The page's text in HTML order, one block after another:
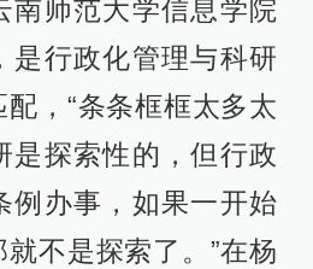
南师范大学信息学院
是行政化管理与科研
，“条条框框太多太
是探索性的，但行政
例办事，如果一开始
不是探索了。”在杨